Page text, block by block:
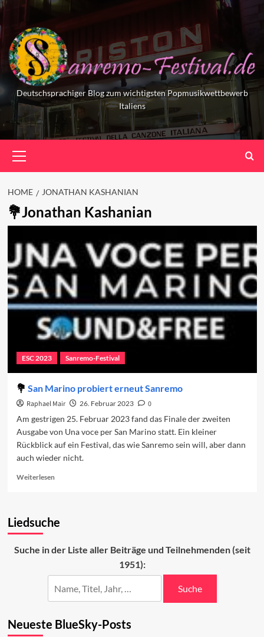
Skip
to
content
Deutschsprachiger Blog zum wichtigsten Popmusikwettbewerb
Italiens
Menu
HOME JONATHAN KASHANIAN
Jonathan Kashanian
ESC 2023 Sanremo-Festival
San Marino probiert erneut Sanremo
Raphael Mair 26. Februar 2023
0
Am gestrigen 25. Februar 2023 fand das Finale der zweiten
Ausgabe von Una voce per San Marino statt. Ein kleiner
Rückblick auf ein Festival, das wie Sanremo sein will, aber dann
auch wieder nicht.
WeiterlesenRead
Marino
Sanremo
Liedsuche
Suche in der Liste aller Beiträge und Teilnehmenden (seit
1951):
Suche
Neueste BlueSky-Posts